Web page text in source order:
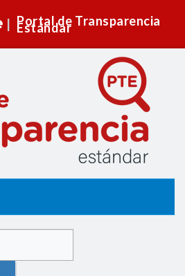
Portal de Transparencia
Estándar